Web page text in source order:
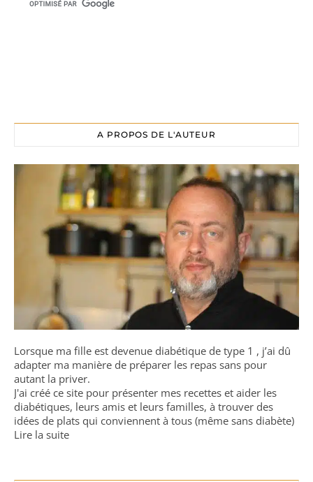
A PROPOS DE L'AUTEUR
Lorsque ma fille est devenue diabétique de type 1 , j’ai dû
adapter ma manière de préparer les repas sans pour
autant la priver.
J'ai créé ce site pour présenter mes recettes et aider les
diabétiques, leurs amis et leurs familles, à trouver des
idées de plats qui conviennent à tous (même sans diabète)
Lire la suite